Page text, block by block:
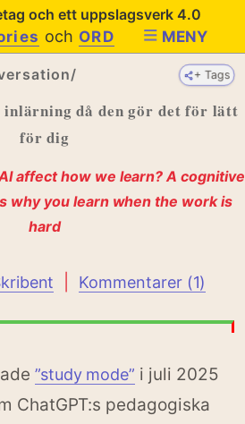
och ett uppslagsverk 4.0
och ORD MENY
+ Tags
då den gör det för lätt
för dig
affect how we learn? A cognitive
why you learn when the work is
hard
Kommentarer (1)
”study mode” i juli 2025
ChatGPT:s pedagogiska
+ Tags